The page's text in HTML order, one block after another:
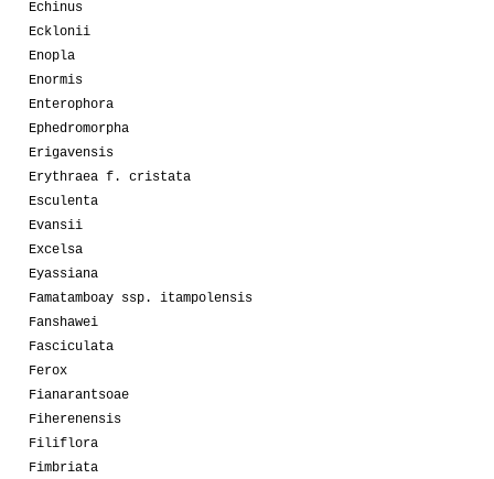
Echinus
Ecklonii
Enopla
Enormis
Enterophora
Ephedromorpha
Erigavensis
Erythraea f. cristata
Esculenta
Evansii
Excelsa
Eyassiana
Famatamboay ssp. itampolensis
Fanshawei
Fasciculata
Ferox
Fianarantsoae
Fiherenensis
Filiflora
Fimbriata